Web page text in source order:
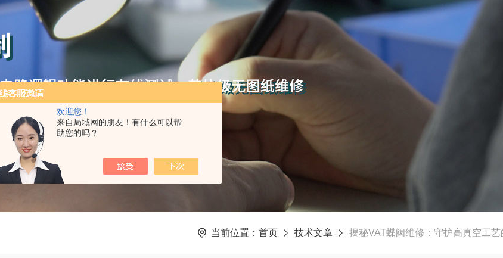
欢迎您！
来自局域网的朋友！有什么可以帮
助您的吗？
当前位置： 首页 技术文章 揭秘VAT蝶阀维修：守护高真空工